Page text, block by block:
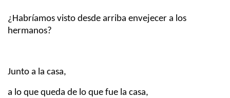
¿Habríamos visto desde arriba envejecer a los
hermanos?
Junto a la casa,
a lo que queda de lo que fue la casa,